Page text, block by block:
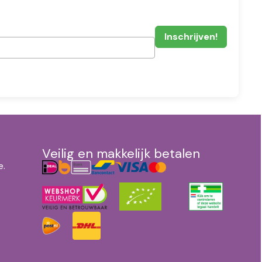
Veilig en makkelijk betalen